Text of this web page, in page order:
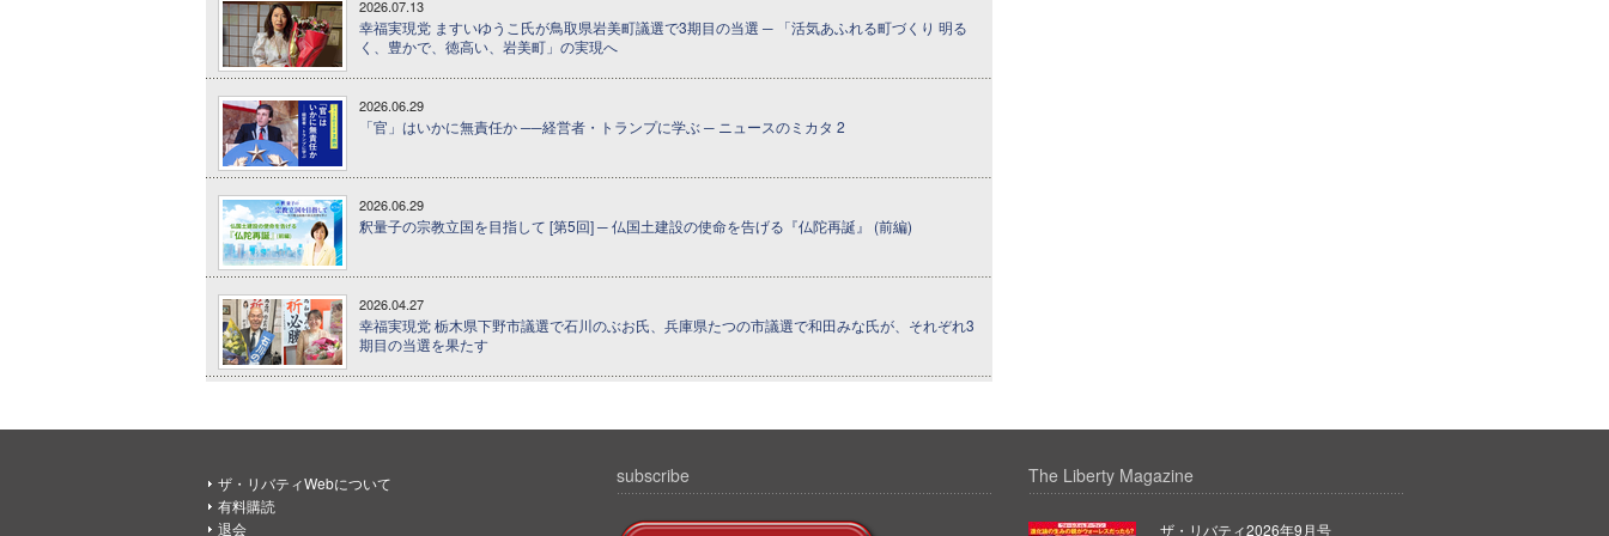
2026.07.13
幸福実現党 ますいゆうこ氏が鳥取県岩美町議選で3期目の当選 ─ 「活気あふれる町づくり 明る
く、豊かで、徳高い、岩美町」の実現へ
2026.06.29
「官」はいかに無責任か ──経営者・トランプに学ぶ ─ ニュースのミカタ 2
2026.06.29
釈量子の宗教立国を目指して [第5回] ─ 仏国土建設の使命を告げる『仏陀再誕』 (前編)
2026.04.27
幸福実現党 栃木県下野市議選で石川のぶお氏、兵庫県たつの市議選で和田みな氏が、それぞれ3
期目の当選を果たす
ザ・リバティWebについて
有料購読
退会
subscribe The Liberty Magazine
ザ・リバティ2026年9月号